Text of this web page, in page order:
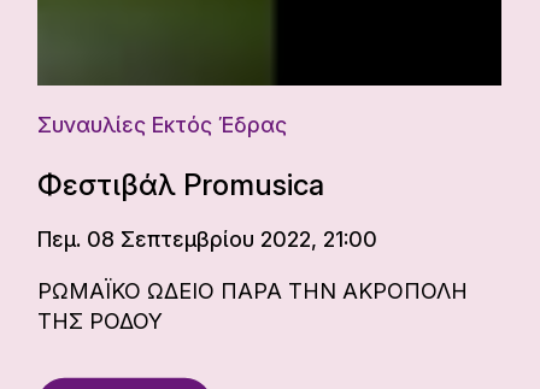
Συναυλίες Εκτός Έδρας
Φεστιβάλ Promusica
Πεμ. 08 Σεπτεμβρίου 2022, 21:00
ΡΩΜΑΪΚΟ ΩΔΕΙΟ ΠΑΡΑ ΤΗΝ ΑΚΡΟΠΟΛΗ
ΤΗΣ ΡΟΔΟΥ